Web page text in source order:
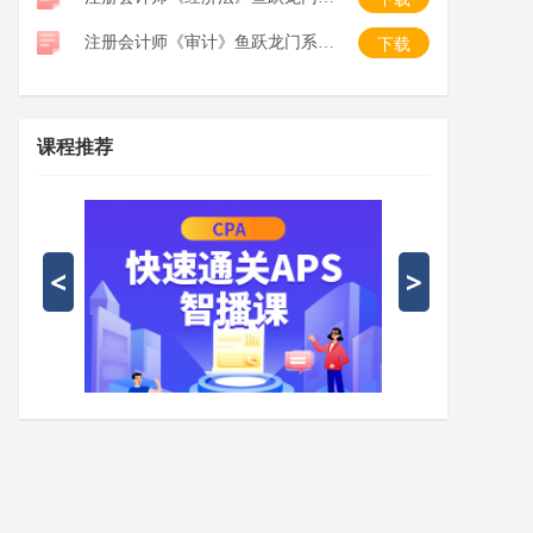
注册会计师《审计》鱼跃龙门系列口袋书 下载
课程推荐